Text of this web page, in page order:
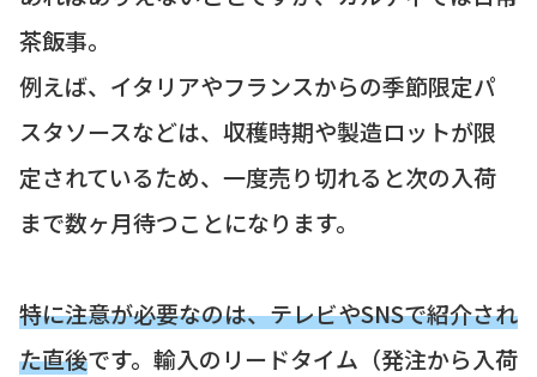
茶飯事。
例えば、イタリアやフランスからの季節限定パ
スタソースなどは、収穫時期や製造ロットが限
定されているため、一度売り切れると次の入荷
まで数ヶ月待つことになります。
特に注意が必要なのは、テレビやSNSで紹介され
た直後です。輸入のリードタイム（発注から入荷